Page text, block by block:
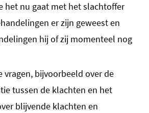
het nu gaat met het slachtoffer
er zijn geweest en
hij of zij momenteel nog
vragen, bijvoorbeeld over de
tussen de klachten en het
blijvende klachten en